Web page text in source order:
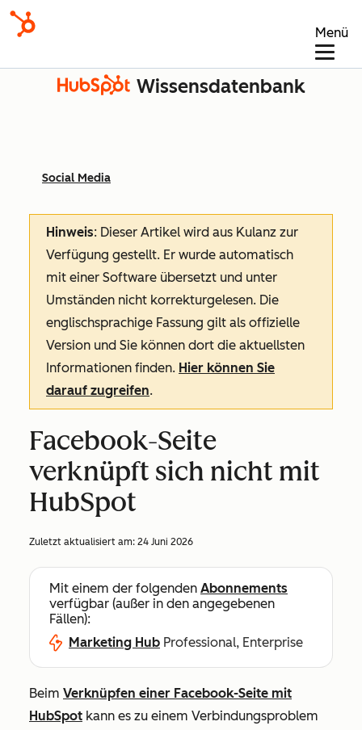
Menü
Wissensdatenbank
Social Media
Hinweis: Dieser Artikel wird aus Kulanz zur
Verfügung gestellt. Er wurde automatisch
mit einer Software übersetzt und unter
Umständen nicht korrekturgelesen. Die
englischsprachige Fassung gilt als offizielle
Version und Sie können dort die aktuellsten
Informationen finden. Hier können Sie
darauf zugreifen.
Facebook-Seite
verknüpft sich nicht mit
HubSpot
Zuletzt aktualisiert am: 24 Juni 2026
Mit einem der folgenden Abonnements
verfügbar (außer in den angegebenen
Fällen):
Marketing Hub Professional, Enterprise
Beim Verknüpfen einer Facebook-Seite mit
HubSpot kann es zu einem Verbindungsproblem